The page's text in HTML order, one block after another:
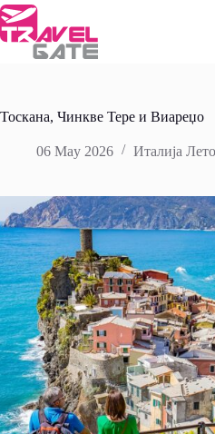
Skip
to
content
Тоскана, Чинкве Тере и Виареџо
06 May 2026 Италија Лето